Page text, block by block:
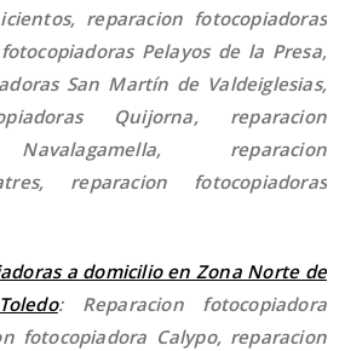
reparacion fotocopiadoras
Pelayos de la Presa,
San Martín de Valdeiglesias,
Quijorna, reparacion
reparacion
reparacion fotocopiadoras
a domicilio en Zona Norte de
: Reparacion fotocopiadora
fotocopiadora Calypo, reparacion